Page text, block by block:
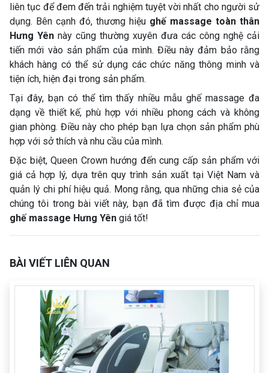
liên tục để đem đến trải nghiệm tuyệt vời nhất cho người sử
dụng. Bên cạnh đó, thương hiệu ghế massage toàn thân
Hưng Yên này cũng thường xuyên đưa các công nghệ cải
tiến mới vào sản phẩm của mình. Điều này đảm bảo rằng
khách hàng có thể sử dụng các chức năng thông minh và
tiện ích, hiện đại trong sản phẩm.
Tại đây, bạn có thể tìm thấy nhiều mẫu ghế massage đa
dạng về thiết kế, phù hợp với nhiều phong cách và không
gian phòng. Điều này cho phép bạn lựa chọn sản phẩm phù
hợp với sở thích và nhu cầu của mình.
Đặc biệt, Queen Crown hướng đến cung cấp sản phẩm với
giá cả hợp lý, dựa trên quy trình sản xuất tại Việt Nam và
quản lý chi phí hiệu quả. Mong rằng, qua những chia sẻ của
chúng tôi trong bài viết này, bạn đã tìm được địa chỉ mua
ghế massage Hưng Yên giá tốt!
BÀI VIẾT LIÊN QUAN